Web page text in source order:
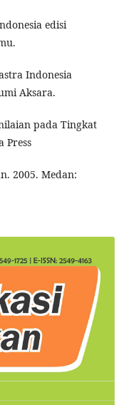
edisi
Indonesia
Aksara.
pada Tingkat
Press
2005. Medan: